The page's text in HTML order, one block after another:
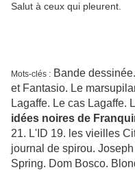
Salut à ceux qui pleurent.
Mots-clés : Bande dessinée.
et Fantasio. Le
Lagaffe. Le cas Lagaffe.
idées noires de
21. L'ID 19. les vieilles
journal de spirou.
Spring. Dom Bosco.